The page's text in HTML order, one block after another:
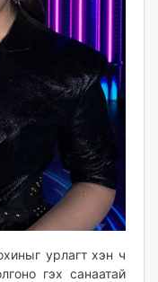
урлагт хэн ч
гэх санаатай